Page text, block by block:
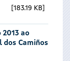
183.19 KB
2013 ao
Camiños